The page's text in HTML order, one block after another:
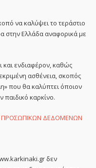
να καλύψει το τεράστιο
στην Ελλάδα αναφορικά με
και ενδιαφέρον, καθώς
ασθένεια, σκοπός
που θα καλύπτει όποιον
παιδικό καρκίνο.
ΠΡΟΣΩΠΙΚΩΝ ΔΕΔΟΜΕΝΩΝ
δεν